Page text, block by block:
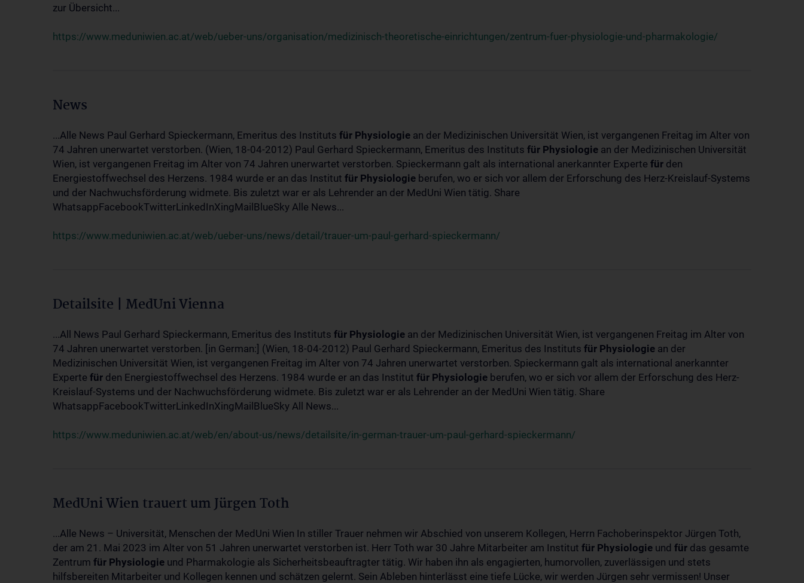
zur Übersicht...
https://www.meduniwien.ac.at/web/ueber-uns/organisation/medizinisch-theoretische-einrichtungen/zentrum-fuer-physiologie-und-pharmakologie/
News
...Alle News Paul Gerhard Spieckermann, Emeritus des Instituts für Physiologie an der Medizinischen Universität Wien, ist vergangenen Freitag im Alter von
74 Jahren unerwartet verstorben. (Wien, 18-04-2012) Paul Gerhard Spieckermann, Emeritus des Instituts für Physiologie an der Medizinischen Universität
Wien, ist vergangenen Freitag im Alter von 74 Jahren unerwartet verstorben. Spieckermann galt als international anerkannter Experte für den
Energiestoffwechsel des Herzens. 1984 wurde er an das Institut für Physiologie berufen, wo er sich vor allem der Erforschung des Herz-Kreislauf-Systems
und der Nachwuchsförderung widmete. Bis zuletzt war er als Lehrender an der MedUni Wien tätig. Share
WhatsappFacebookTwitterLinkedInXingMailBlueSky Alle News...
https://www.meduniwien.ac.at/web/ueber-uns/news/detail/trauer-um-paul-gerhard-spieckermann/
Detailsite | MedUni Vienna
...All News Paul Gerhard Spieckermann, Emeritus des Instituts für Physiologie an der Medizinischen Universität Wien, ist vergangenen Freitag im Alter von
74 Jahren unerwartet verstorben. [in German:] (Wien, 18-04-2012) Paul Gerhard Spieckermann, Emeritus des Instituts für Physiologie an der
Medizinischen Universität Wien, ist vergangenen Freitag im Alter von 74 Jahren unerwartet verstorben. Spieckermann galt als international anerkannter
Experte für den Energiestoffwechsel des Herzens. 1984 wurde er an das Institut für Physiologie berufen, wo er sich vor allem der Erforschung des Herz-
Kreislauf-Systems und der Nachwuchsförderung widmete. Bis zuletzt war er als Lehrender an der MedUni Wien tätig. Share
WhatsappFacebookTwitterLinkedInXingMailBlueSky All News...
https://www.meduniwien.ac.at/web/en/about-us/news/detailsite/in-german-trauer-um-paul-gerhard-spieckermann/
MedUni Wien trauert um Jürgen Toth
...Alle News – Universität, Menschen der MedUni Wien In stiller Trauer nehmen wir Abschied von unserem Kollegen, Herrn Fachoberinspektor Jürgen Toth,
der am 21. Mai 2023 im Alter von 51 Jahren unerwartet verstorben ist. Herr Toth war 30 Jahre Mitarbeiter am Institut für Physiologie und für das gesamte
Zentrum für Physiologie und Pharmakologie als Sicherheitsbeauftragter tätig. Wir haben ihn als engagierten, humorvollen, zuverlässigen und stets
hilfsbereiten Mitarbeiter und Kollegen kennen und schätzen gelernt. Sein Ableben hinterlässt eine tiefe Lücke, wir werden Jürgen sehr vermissen! Unser